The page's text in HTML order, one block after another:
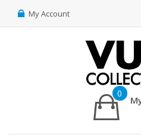
My Account
0